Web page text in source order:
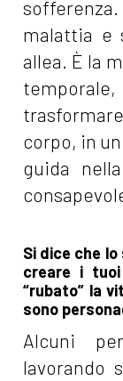
malattia e
allea. È la
corpo, in
guida
Si dice che
creare i
“rubato” la
sono
Alcuni
lavorando